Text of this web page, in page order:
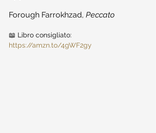
Forough Farrokhzad, Peccato
📖 Libro consigliato:
https://amzn.to/4gWF2gy